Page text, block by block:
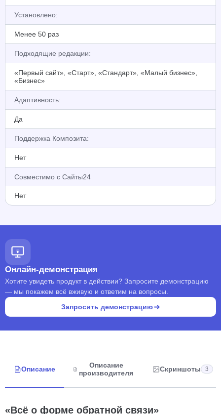
Установлено:
Менее 50 раз
Подходящие редакции:
«Первый сайт», «Старт», «Стандарт», «Малый бизнес»,
«Бизнес»
Адаптивность:
Да
Поддержка Композита:
Нет
Совместимо с Сайты24
Нет
Онлайн-демонстрация
Хотите увидеть продукт в действии? Запросите демонстрацию
— мы покажем всё вживую и ответим на вопросы.
Запросить демонстрацию
Описание
Описание
производителя
Скриншоты 3
«Всё о форме обратной связи»